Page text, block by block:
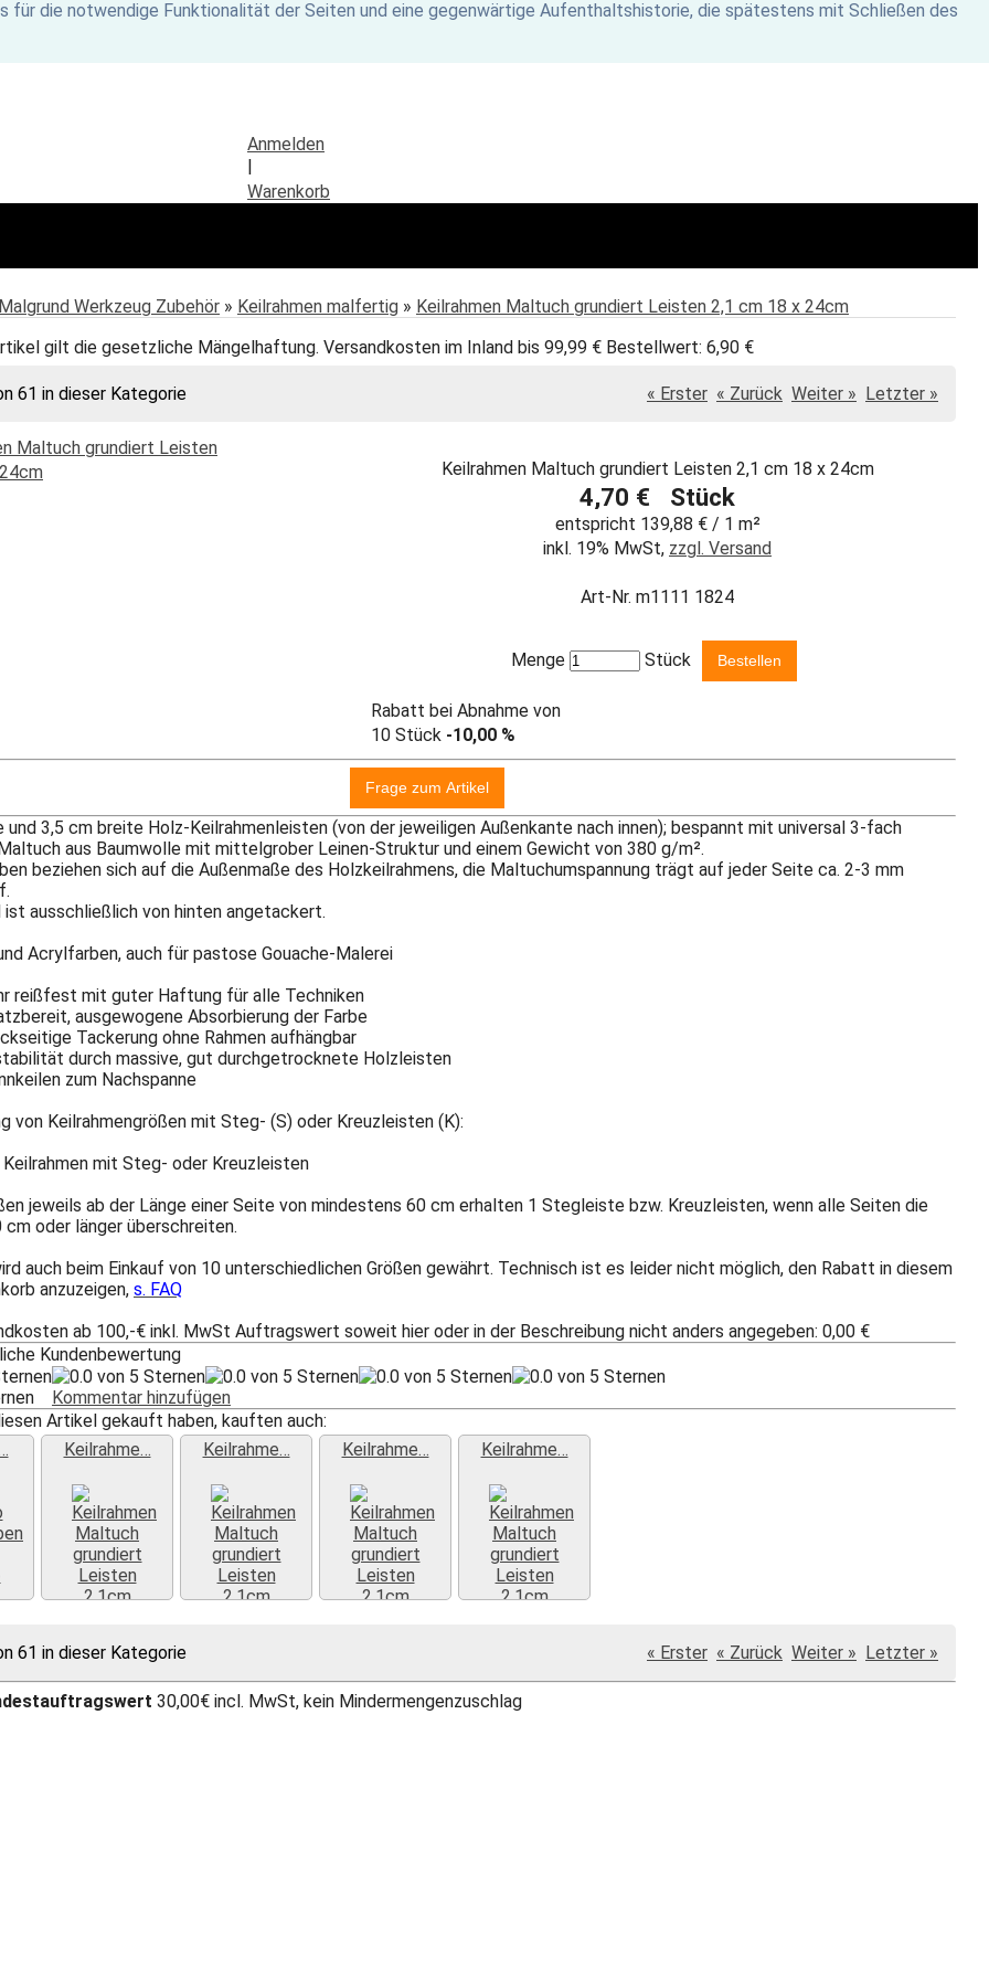
für die notwendige Funktionalität der Seiten und eine gegenwärtige Aufenthaltshistorie, die spätestens mit Schließen des
Anmelden
|
Warenkorb
Malgrund Werkzeug Zubehör » Keilrahmen malfertig » Keilrahmen Maltuch grundiert Leisten 2,1 cm 18 x 24cm
gilt die gesetzliche Mängelhaftung. Versandkosten im Inland bis 99,99 € Bestellwert: 6,90 €
61 in dieser Kategorie « Erster « Zurück Weiter » Letzter »
Keilrahmen Maltuch grundiert Leisten 2,1 cm 18 x 24cm
4,70 € Stück
entspricht 139,88 € / 1 m²
inkl. 19% MwSt, zzgl. Versand
Art-Nr. m1111 1824
Menge Stück
Rabatt bei Abnahme von
10 Stück -10,00 %
und 3,5 cm breite Holz-Keilrahmenleisten (von der jeweiligen Außenkante nach innen); bespannt mit universal 3-fach
aus Baumwolle mit mittelgrober Leinen-Struktur und einem Gewicht von 380 g/m².
beziehen sich auf die Außenmaße des Holzkeilrahmens, die Maltuchumspannung trägt auf jeder Seite ca. 2-3 mm
ist ausschließlich von hinten angetackert.
Acrylfarben, auch für pastose Gouache-Malerei
reißfest mit guter Haftung für alle Techniken
ausgewogene Absorbierung der Farbe
Tackerung ohne Rahmen aufhängbar
durch massive, gut durchgetrocknete Holzleisten
zum Nachspanne
von Keilrahmengrößen mit Steg- (S) oder Kreuzleisten (K):
jeweils ab der Länge einer Seite von mindestens 60 cm erhalten 1 Stegleiste bzw. Kreuzleisten, wenn alle Seiten die
cm oder länger überschreiten.
auch beim Einkauf von 10 unterschiedlichen Größen gewährt. Technisch ist es leider nicht möglich, den Rabatt in diesem
anzuzeigen, s. FAQ
ab 100,-€ inkl. MwSt Auftragswert soweit hier oder in der Beschreibung nicht anders angegeben: 0,00 €
Kundenbewertung
Kommentar hinzufügen
Artikel gekauft haben, kauften auch:
Keilrahme…
Weiter »
Keilrahme… Keilrahme… Keilrahme…
61 in dieser Kategorie « Erster « Zurück Weiter » Letzter »
30,00€ incl. MwSt, kein Mindermengenzuschlag